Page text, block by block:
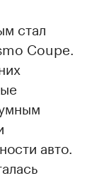
стал
Coupe.
авто.